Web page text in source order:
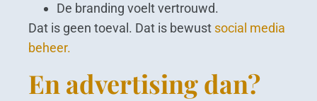
De branding voelt vertrouwd.
Dat is geen toeval. Dat is bewust social media
beheer.
En advertising dan?